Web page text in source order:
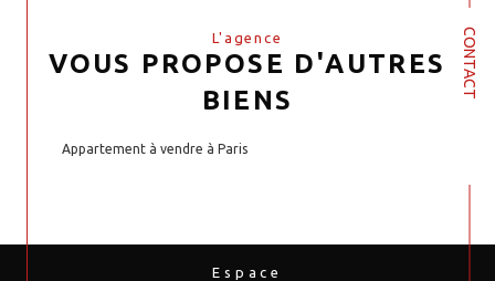
CONTACT
L'agence
VOUS PROPOSE D'AUTRES
BIENS
Appartement à vendre à Paris
Espace